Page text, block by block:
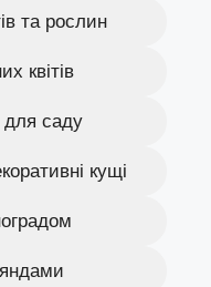
та рослин
квітів
для саду
кущі